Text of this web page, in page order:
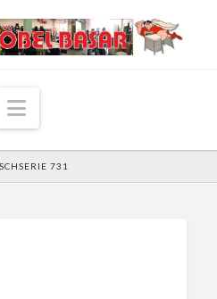
Navigation
731